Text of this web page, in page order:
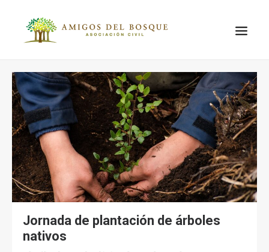
QUIÉNES
SOMOS
EL LUGAR
EL PROBLEMA
AMBIENTAL
PROYECTOS
ACTIVIDADES
CONTACTO
Jornada de plantación de árboles
nativos